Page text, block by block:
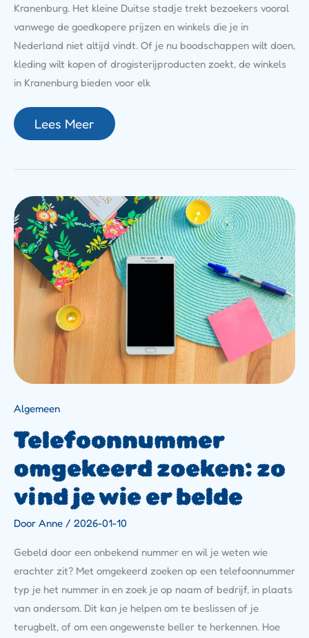
Kranenburg. Het kleine Duitse stadje trekt bezoekers vooral
vanwege de goedkopere prijzen en winkels die je in
Nederland niet altijd vindt. Of je nu boodschappen wilt doen,
kleding wilt kopen of drogisterijproducten zoekt, de winkels
in Kranenburg bieden voor elk
Lees Meer
Algemeen
Telefoonnummer
omgekeerd zoeken: zo
vind je wie er belde
Door Anne / 2026-01-10
Gebeld door een onbekend nummer en wil je weten wie
erachter zit? Met omgekeerd zoeken op een telefoonnummer
typ je het nummer in en zoek je op naam of bedrijf, in plaats
van andersom. Dit kan je helpen om te beslissen of je
terugbelt, of om een ongewenste beller te herkennen. Hoe
Telefoonnummer
Omgekeerd
Zoeken:
Zo
Vind
Je
Wie
Er
Belde